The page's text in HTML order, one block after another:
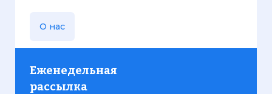
О нас
Еженедельная
рассылка